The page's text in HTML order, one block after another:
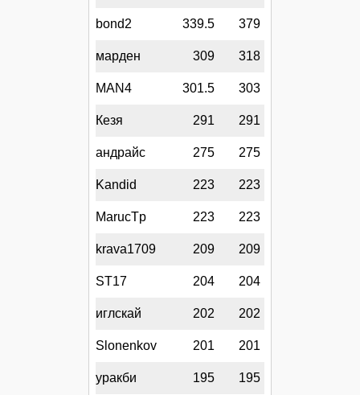
bond2 339.5 379
марден 309 318
MAN4 301.5 303
Кезя 291 291
андрайс 275 275
Kandid 223 223
MarucTp 223 223
krava1709 209 209
ST17 204 204
иглскай 202 202
Slonenkov 201 201
уракби 195 195